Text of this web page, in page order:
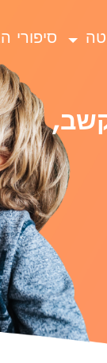
סיפורי
קשב,